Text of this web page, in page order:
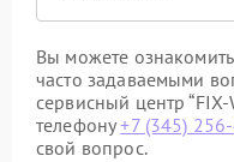
Вы можете
часто задаваемыми
сервисный центр
телефону+7 (345)
свой вопрос.